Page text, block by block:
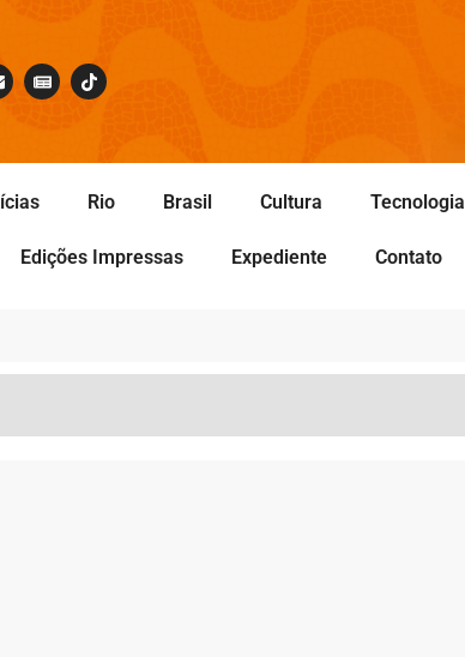
Rio Brasil Cultura Tecnologia
Edições Impressas Expediente Contato